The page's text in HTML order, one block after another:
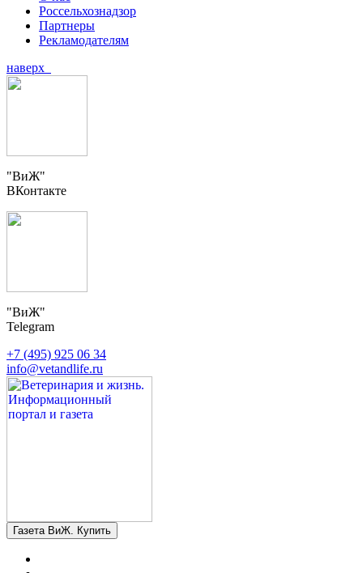
Россельхознадзор
Партнеры
Рекламодателям
наверх
"ВиЖ"
ВКонтакте
"ВиЖ"
Telegram
+7 (495) 925 06 34
info@vetandlife.ru
Газета ВиЖ. Купить